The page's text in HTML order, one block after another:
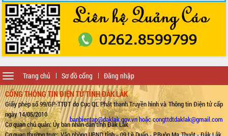
Trang chủ Sơ đồ cổng Đăng nhập
Toggle
navigation
CỔNG THÔNG TIN ĐIỆN TỬ TỈNH ĐẮK LẮK
Giấy phép số 99/GP-TTĐT do Cục QL Phát thanh Truyền hình và Thông tin Điện tử cấp
ngày 14/05/2010
Cơ quan chủ quản: Ủy ban nhân dân tỉnh Đắk Lắk
banbientap@daklak.gov.vn hoặc congttdtdaklak@gmail.com